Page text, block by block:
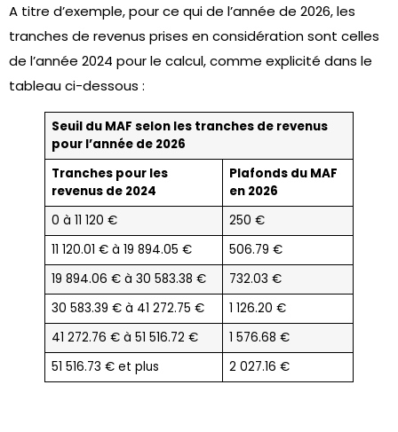
A titre d’exemple, pour ce qui de l’année de 2026, les
tranches de revenus prises en considération sont celles
de l’année 2024 pour le calcul, comme explicité dans le
tableau ci-dessous :
Seuil du MAF selon les tranches de revenus
pour l’année de 2026
Tranches pour les
revenus de 2024
Plafonds du MAF
en 2026
0 à 11 120 €
250 €
11 120.01 € à 19 894.05 €
506.79 €
19 894.06 € à 30 583.38 €
732.03 €
30 583.39 € à 41 272.75 €
1 126.20 €
41 272.76 € à 51 516.72 €
1 576.68 €
51 516.73 € et plus
2 027.16 €